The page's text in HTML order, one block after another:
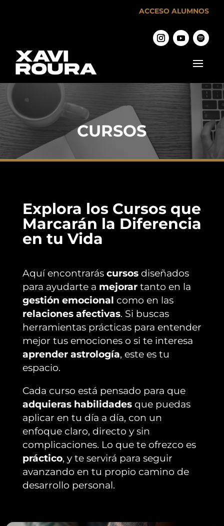
ACCESO ALUMNOS
CURSOS
Explora los Cursos que
Marcarán la Diferencia
en tu Vida
Aquí encontraráscursosdiseñados
para ayudarte a mejorartanto en la
gestión emocional como en las
relaciones afectivas. Si buscas
herramientas prácticas para entender
mejor tus emociones o si te interesa
aprender astrología, este es tu
espacio.
Cada curso está pensado para que
adquieras habilidadesque puedas
aplicar en tu día a día, con un
enfoque claro, directo y sin
complicaciones. Lo que te ofrezco es
práctico, y te servirá para seguir
avanzando en tu propio camino de
desarrollo personal.